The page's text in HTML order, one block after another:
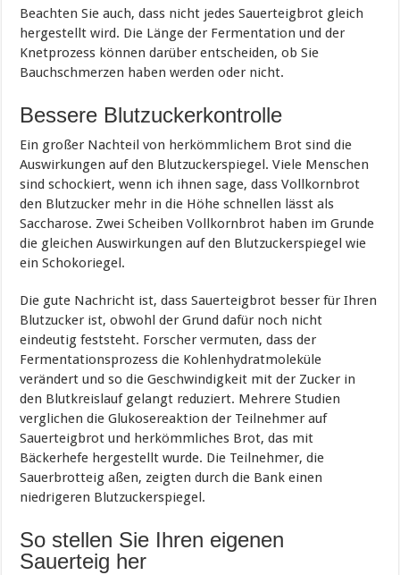
Beachten Sie auch, dass nicht jedes Sauerteigbrot gleich
hergestellt wird. Die Länge der Fermentation und der
Knetprozess können darüber entscheiden, ob Sie
Bauchschmerzen haben werden oder nicht.
Bessere Blutzuckerkontrolle
Ein großer Nachteil von herkömmlichem Brot sind die
Auswirkungen auf den Blutzuckerspiegel. Viele Menschen
sind schockiert, wenn ich ihnen sage, dass Vollkornbrot
den Blutzucker mehr in die Höhe schnellen lässt als
Saccharose. Zwei Scheiben Vollkornbrot haben im Grunde
die gleichen Auswirkungen auf den Blutzuckerspiegel wie
ein Schokoriegel.
Die gute Nachricht ist, dass Sauerteigbrot besser für Ihren
Blutzucker ist, obwohl der Grund dafür noch nicht
eindeutig feststeht. Forscher vermuten, dass der
Fermentationsprozess die Kohlenhydratmoleküle
verändert und so die Geschwindigkeit mit der Zucker in
den Blutkreislauf gelangt reduziert. Mehrere Studien
verglichen die Glukosereaktion der Teilnehmer auf
Sauerteigbrot und herkömmliches Brot, das mit
Bäckerhefe hergestellt wurde. Die Teilnehmer, die
Sauerbrotteig aßen, zeigten durch die Bank einen
niedrigeren Blutzuckerspiegel.
So stellen Sie Ihren eigenen
Sauerteig her